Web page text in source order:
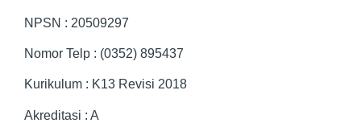
NPSN : 20509297
Nomor Telp : (0352) 895437
Kurikulum : K13 Revisi 2018
Akreditasi : A